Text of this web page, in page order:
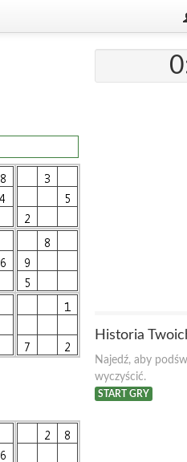
Historia
Najedź, aby
wyczyścić.
START GRY